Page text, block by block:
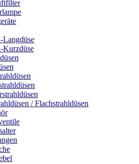
Langdüse
Kurzdüse
/ Flachstrahldüsen